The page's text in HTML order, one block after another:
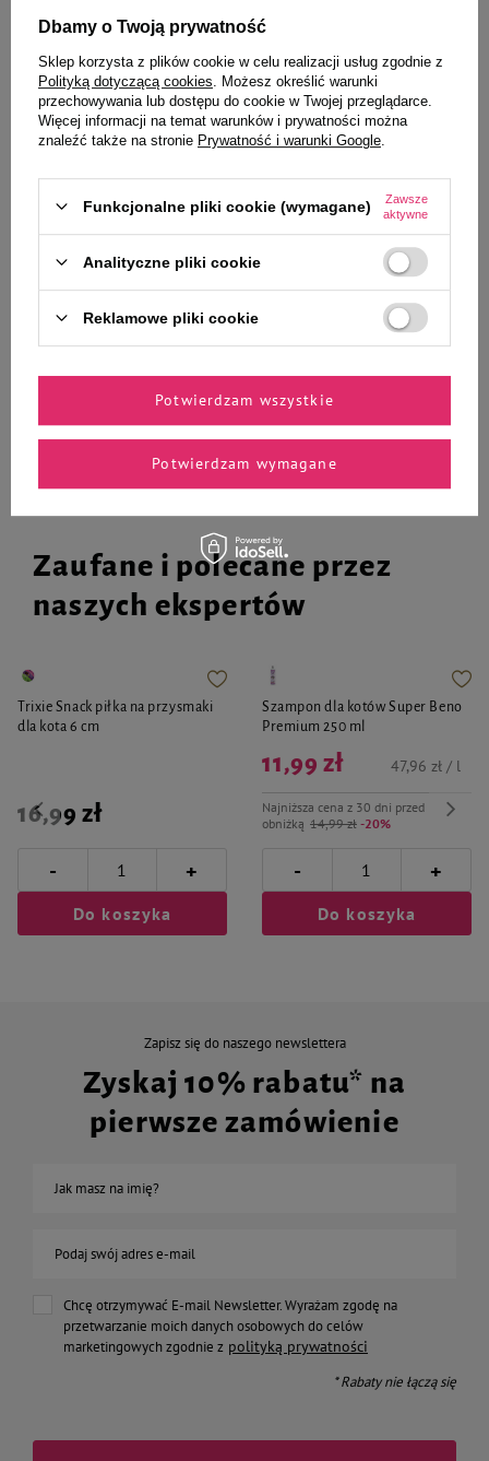
Wybrane specjalnie dla
Ciebie i Twojego czworonoga
Bryza 7 L
29,99 zł 4,28 zł / l
- +
Do koszyka
99,99 zł 4,00 zł / l
- +
Do koszyka
Zaufane i polecane przez
naszych ekspertów
Trixie Snack piłka na przysmaki
dla kota 6 cm
16,99 zł
- +
Do koszyka
Szampon dla kotów Super Beno
Premium 250 ml
Najniższa cena z 30 dni przed
obniżką 14,99 zł -20%
11,99 zł 47,96 zł / l
- +
Do koszyka
Zapisz się do naszego newslettera
Zyskaj 10% rabatu* na
pierwsze zamówienie
Jak masz na imię?
Podaj swój adres e-mail
Chcę otrzymywać E-mail Newsletter. Wyrażam zgodę na
przetwarzanie moich danych osobowych do celów
marketingowych zgodnie z polityką prywatności
* Rabaty nie łączą się
Dbamy o Twoją prywatność
Sklep korzysta z plików cookie w celu realizacji usług zgodnie z
Polityką dotyczącą cookies . Możesz określić warunki
przechowywania lub dostępu do cookie w Twojej przeglądarce.
Więcej informacji na temat warunków i prywatności można
znaleźć także na stronie Prywatność i warunki Google
Funkcjonalne pliki cookie (wymagane)
Zawsze
aktywne
Analityczne pliki cookie
Reklamowe pliki cookie
Potwierdzam wymagane
Potwierdzam wszystkie